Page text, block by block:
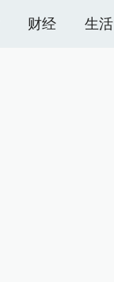
财经 生活